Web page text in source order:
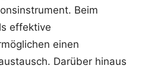
Beim
effektive
einen
Darüber hinaus